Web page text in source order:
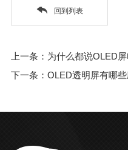
回到列表
上一条：为什么都说OLED
下一条：OLED透明屏有哪